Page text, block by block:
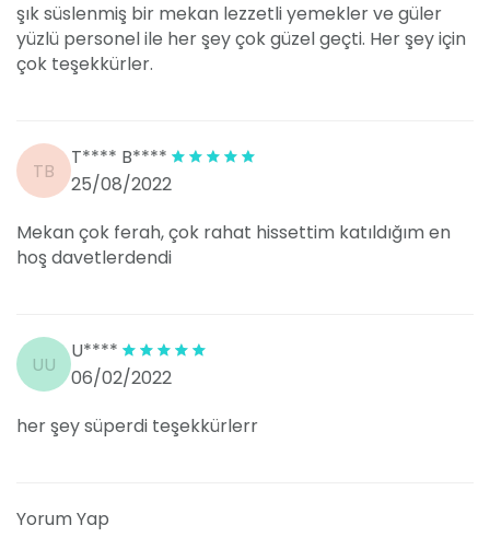
şık süslenmiş bir mekan lezzetli yemekler ve güler
yüzlü personel ile her şey çok güzel geçti. Her şey için
çok teşekkürler.
TB
T**** B****
25/08/2022
Mekan çok ferah, çok rahat hissettim katıldığım en
hoş davetlerdendi
UU
U****
06/02/2022
her şey süperdi teşekkürlerr
Yorum Yap